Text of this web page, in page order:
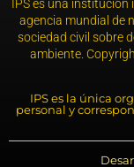
IPS es una institución
agencia mundial de
sociedad civil sobre
ambiente.
IPS es la única
personal y